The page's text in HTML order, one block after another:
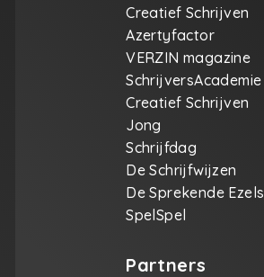
Creatief Schrijven
Azertyfactor
VERZIN magazine
SchrijversAcademie
Creatief Schrijven
Jong
Schrijfdag
De Schrijfwijzen
De Sprekende Ezels
SpelSpel
Partners